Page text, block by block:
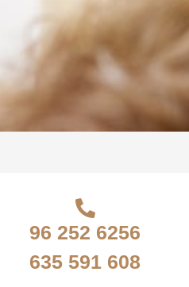
96 252 6256
635 591 608